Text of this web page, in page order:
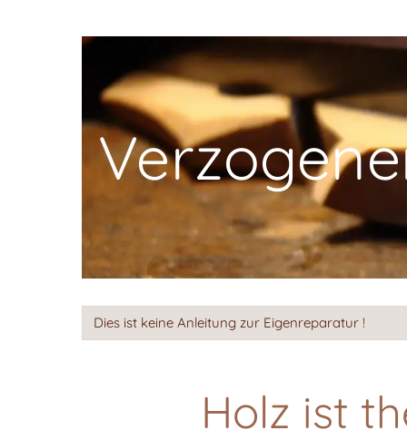
Dies ist keine Anleitung zur Eigenreparatur !
Holz ist